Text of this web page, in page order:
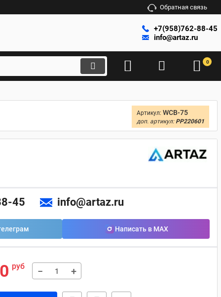
Обратная связь
+7(958)762-88-45
info@artaz.ru
0
Артикул: WCB-75
доп. артикул: PP220601
45 info@artaz.ru
Написать в MAX
руб − +